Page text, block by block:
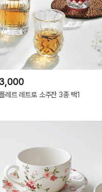
3,000
레르 레트로 소주잔 3종 택1